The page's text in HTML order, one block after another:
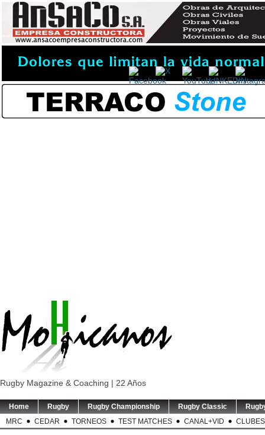
Rugby Magazine & Coaching | 22 Años
Home Rugby Rugby Championship Rugby Classic
MRC
CEDAR TORNEOS TEST MATCHES CANAL+VID CLUBES